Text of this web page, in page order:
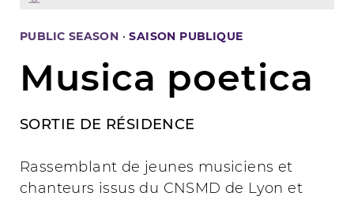
PUBLIC SEASON ·SAISON PUBLIQUE
Musica poetica
SORTIE DE RÉSIDENCE
Rassemblant de jeunes musiciens et
chanteurs issus du CNSMD de Lyon et